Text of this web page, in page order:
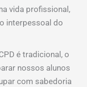
vida profissional,
interpessoal do
é tradicional, o
nossos alunos
com sabedoria